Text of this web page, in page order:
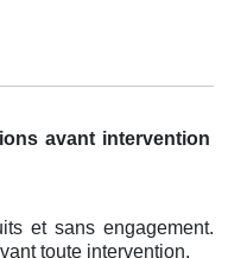
avant intervention
et sans engagement.
toute intervention.